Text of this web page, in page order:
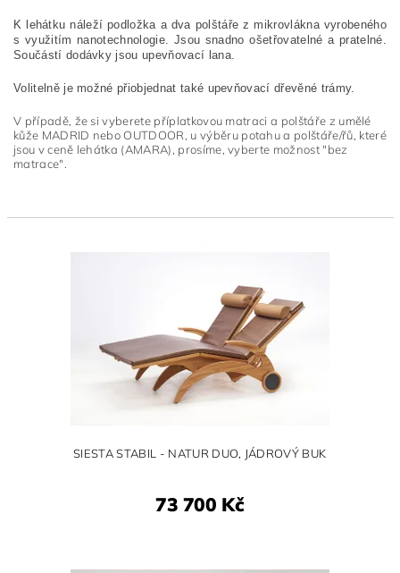
K lehátku náleží podložka a dva polštáře z mikrovlákna vyrobeného
s využitím nanotechnologie. Jsou snadno ošetřovatelné a pratelné.
Součástí dodávky jsou upevňovací lana.
Volitelně je možné přiobjednat také upevňovací dřevěné trámy.
V případě, že si vyberete příplatkovou matraci a polštáře z umělé
kůže MADRID nebo OUTDOOR, u výběru potahu a polštáře/řů, které
jsou v ceně lehátka (AMARA), prosíme, vyberte možnost "bez
matrace".
SIESTA STABIL - NATUR DUO, JÁDROVÝ BUK
73 700 Kč